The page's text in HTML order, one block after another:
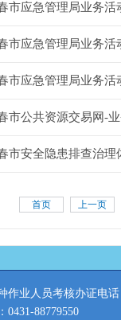
市应急管理局业务
市应急管理局业务
市应急管理局业务活
市公共资源交易网-
市安全隐患排查治理
上一页
首页
业人员考核办证电话
88779550